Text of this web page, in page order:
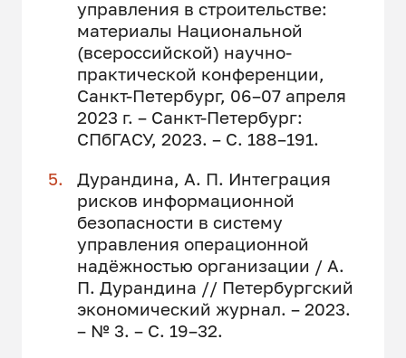
управления в строительстве:
материалы Национальной
(всероссийской) научно-
практической конференции,
Санкт-Петербург, 06–07 апреля
2023 г. – Санкт-Петербург:
СПбГАСУ, 2023. – С. 188–191.
Дурандина, А. П. Интеграция
рисков информационной
безопасности в систему
управления операционной
надёжностью организации / А.
П. Дурандина // Петербургский
экономический журнал. – 2023.
– № 3. – С. 19–32.